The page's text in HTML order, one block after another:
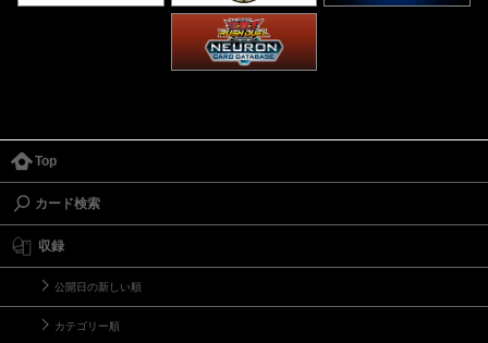
Top
カード検索
収録
公開日の新しい順
カテゴリー順